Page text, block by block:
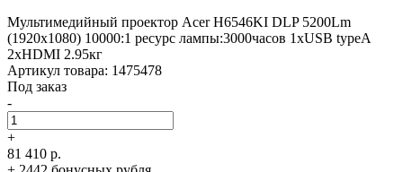
Мультимедийный проектор Acer H6546KI DLP 5200Lm
(1920x1080) 10000:1 ресурс лампы:3000часов 1xUSB typeA
2xHDMI 2.95кг
Артикул товара: 1475478
Под заказ
-
+
81 410 р.